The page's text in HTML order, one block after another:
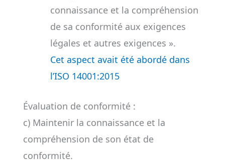
connaissance et la compréhension
de sa conformité aux exigences
légales et autres exigences ».
Cet aspect avait été abordé dans
l’ISO 14001:2015
Évaluation de conformité :
c) Maintenir la connaissance et la
compréhension de son état de
conformité.